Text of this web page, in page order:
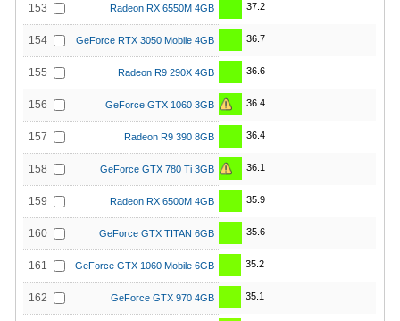
153 Radeon RX 6550M 4GB 37.2
154 GeForce RTX 3050 Mobile 4GB 36.7
155 Radeon R9 290X 4GB 36.6
156 GeForce GTX 1060 3GB 36.4
157 Radeon R9 390 8GB 36.4
158 GeForce GTX 780 Ti 3GB 36.1
159 Radeon RX 6500M 4GB 35.9
160 GeForce GTX TITAN 6GB 35.6
161 GeForce GTX 1060 Mobile 6GB 35.2
162 GeForce GTX 970 4GB 35.1